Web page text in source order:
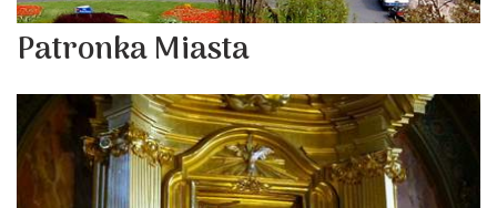
Patronka Miasta